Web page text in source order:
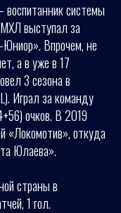
системы
выступал за
Впрочем, не
а в уже в 17
3 сезона в
Играл за команду
очков. В 2019
«Локомотив», откуда
Юлаева».
страны в
1 гол.